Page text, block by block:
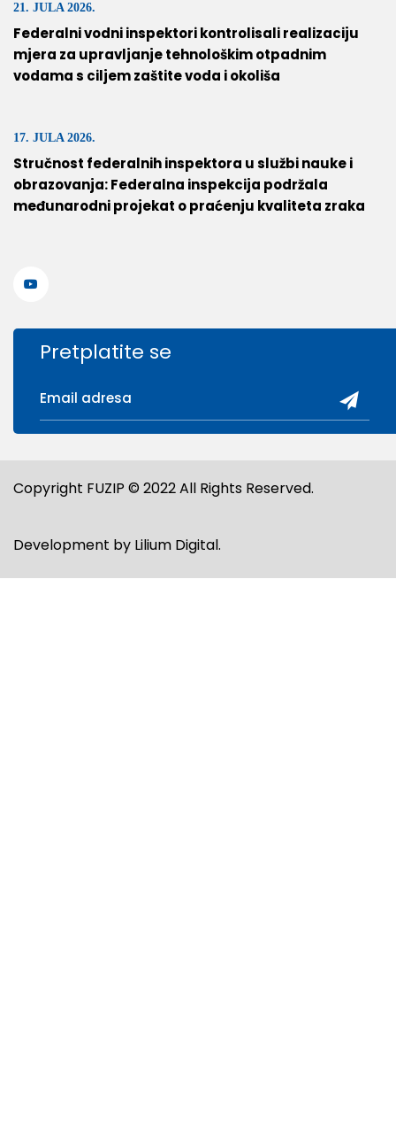
21. JULA 2026.
Federalni vodni inspektori kontrolisali realizaciju
mjera za upravljanje tehnološkim otpadnim
vodama s ciljem zaštite voda i okoliša
17. JULA 2026.
Stručnost federalnih inspektora u službi nauke i
obrazovanja: Federalna inspekcija podržala
međunarodni projekat o praćenju kvaliteta zraka
Pretplatite se
Copyright FUZIP © 2022 All Rights Reserved.
Development by Lilium Digital.